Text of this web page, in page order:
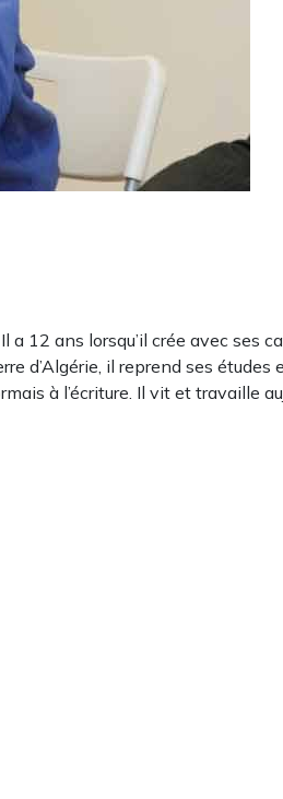
12 ans lorsqu’il crée avec ses
d’Algérie, il reprend ses
à l’écriture. Il vit et travaille